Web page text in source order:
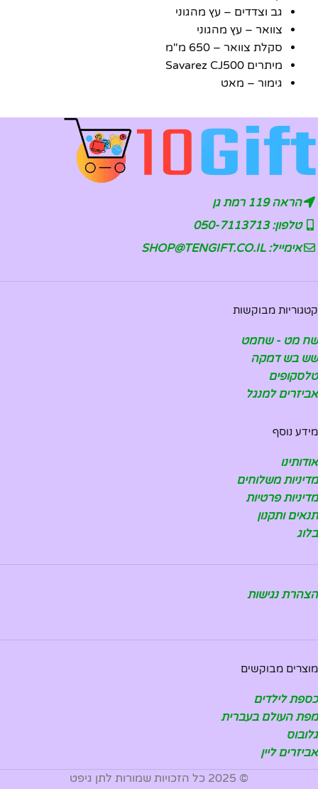
גב וצדדים – עץ מהגוני
צוואר – עץ מהגוני
סקלת צוואר – 650 מ"מ
מיתרים Savarez CJ500
גימור – מאט
הראה 119 רמת גן
טלפון: 050-7113713
אימייל: SHOP@TENGIFT.CO.IL
קטגוריות מבוקשות
שח מט - שחמט
שש בש דמקה
טלסקופים
אביזרים למנגל
מידע נוסף
אודותינו
מדיניות משלוחים
מדיניות פרטיות
תנאים ותקנון
בלוג
הצהרת נגישות
מוצרים מבוקשים
כספת לילדים
מפת העולם בעברית
גלובוס
אביזרים ליין
© 2025 כל הזכויות שמורות לתן גיפט